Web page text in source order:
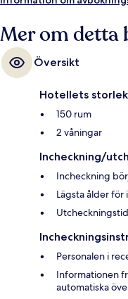
erbjuder även gäster
personalen.
Mer om detta
Översikt
Hotellets storlek
150 rum
2 våningar
Incheckning/
Incheckning
Lägsta ålder för
Personalen i
Informationen
automatiska